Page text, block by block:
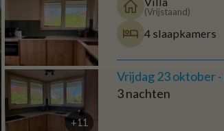
+11
(Vrijstaand)
4 slaapkamers
Vrijdag 23 oktober-
3 nachten